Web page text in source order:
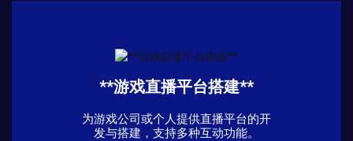
**游戏直播平台搭建**
为游戏公司或个人提供直播平台的开
发与搭建，支持多种互动功能。